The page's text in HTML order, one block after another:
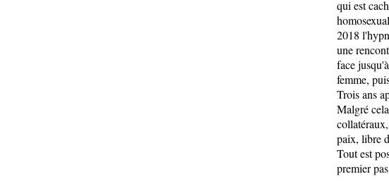
qui est
2018
une
face
femme,
Trois ans
Malgré
paix, libre
Tout est
premier